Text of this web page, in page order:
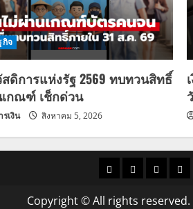
กิจ
ดิการแห่งรัฐ 2569 ทบทวนสิทธิ์
กณฑ์ เช็กด่วน
รเงิน สิงหาคม 5, 2026
ราคาแนว
ข่าว
ข่าว
Copyright © All rights reserved.